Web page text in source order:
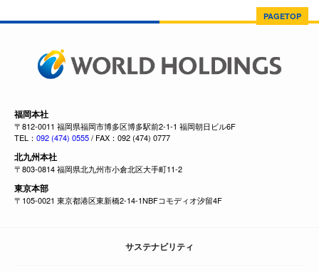
PAGETOP
福岡本社
〒812-0011 福岡県福岡市博多区博多駅前2-1-1 福岡朝日ビル6F
TEL： 092 (474) 0555/ FAX：092 (474) 0777
北九州本社
〒803-0814 福岡県北九州市小倉北区大手町11-2
東京本部
〒105-0021 東京都港区東新橋2-14-1NBFコモディオ汐留4F
サステナビリティ